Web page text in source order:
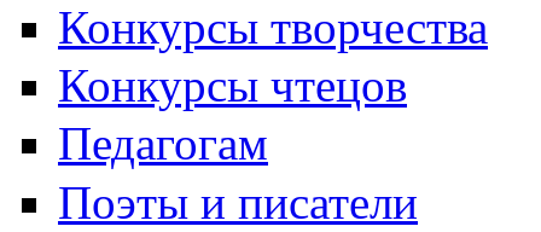
Конкурсы творчества
Конкурсы чтецов
Педагогам
Поэты и писатели